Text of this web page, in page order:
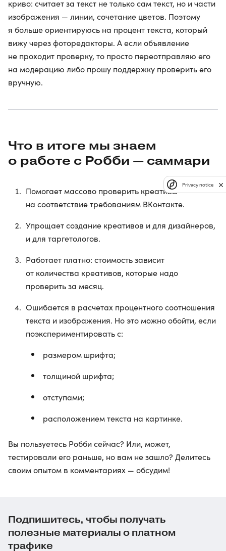
криво: считает за текст не только сам текст, но и части
изображения — линии, сочетание цветов. Поэтому
я больше ориентируюсь на процент текста, который
вижу через фоторедакторы. А если объявление
не проходит проверку, то просто переотправляю его
на модерацию либо прошу поддержку проверить его
вручную.
Что в итоге мы знаем
о работе с Робби — саммари
Помогает массово проверить креативы
на соответствие требованиям ВКонтакте.
Упрощает создание креативов и для дизайнеров,
и для таргетологов.
Работает платно: стоимость зависит
от количества креативов, которые надо
проверить за месяц.
Ошибается в расчетах процентного соотношения
текста и изображения. Но это можно обойти, если
поэкспериментировать с:
размером шрифта;
толщиной шрифта;
отступами;
расположением текста на картинке.
Вы пользуетесь Робби сейчас? Или, может,
тестировали его раньше, но вам не зашло? Делитесь
своим опытом в комментариях — обсудим!
Подпишитесь, чтобы получать
полезные материалы о платном
трафике
Privacy notice